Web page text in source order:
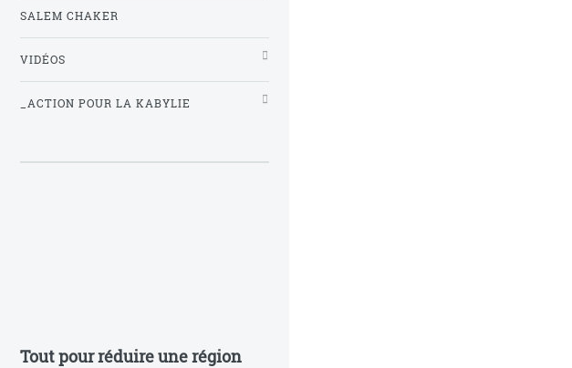
SALEM CHAKER
VIDÉOS
_ACTION POUR LA KABYLIE
Tout pour réduire une région